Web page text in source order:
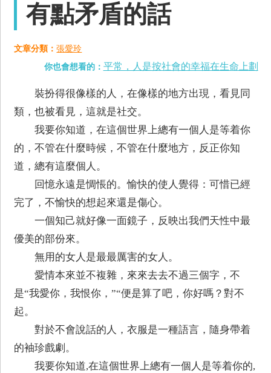
有點矛盾的話
文章分類：張愛玲
你也會想看的： 平常，人是按社會的幸福在生命上劃
裝扮得很像樣的人，在像樣的地方出現，看見同
類，也被看見，這就是社交。
我要你知道，在這個世界上總有一個人是等着你
的，不管在什麼時候，不管在什麼地方，反正你知
道，總有這麼個人。
回憶永遠是惆悵的。愉快的使人覺得：可惜已經
完了，不愉快的想起來還是傷心。
一個知己就好像一面鏡子，反映出我們天性中最
優美的部份來。
無用的女人是最最厲害的女人。
愛情本來並不複雜，來來去去不過三個字，不
是“我愛你，我恨你，”“便是算了吧，你好嗎？對不
起。
對於不會說話的人，衣服是一種語言，隨身帶着
的袖珍戲劇。
我要你知道,在這個世界上總有一個人是等着你的,